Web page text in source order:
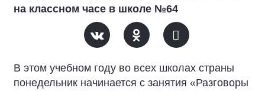
на классном часе в школе №64
В этом учебном году во всех школах страны
понедельник начинается с занятия «Разговоры